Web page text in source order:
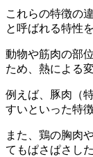
これらの特徴の
と呼ばれる特性
動物や筋肉の部
ため、熱による
例えば、豚肉（
すいといった特
また、鶏の胸肉
てもぱさぱさし